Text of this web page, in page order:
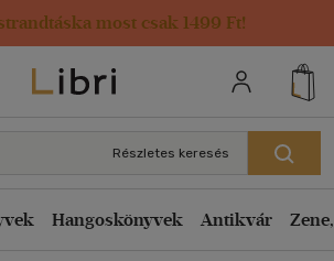
most csak 1499 Ft!
Kártya adatai
Részletes keresés
Hangoskönyvek Antikvár